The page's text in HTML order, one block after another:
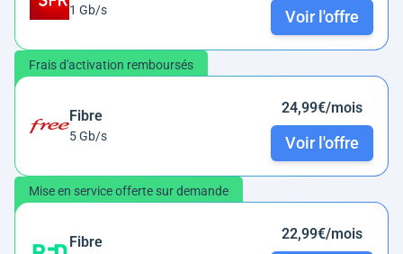
1 Gb/s Voir l'offre
Frais d'activation remboursés
Fibre
5 Gb/s
24,99€/mois
Voir l'offre
Mise en service offerte sur demande
Fibre 22,99€/mois